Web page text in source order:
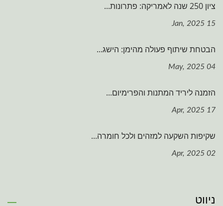
ציון 250 שנה לאמריקה: פתרונות...
15 Jan, 2025
הבטחת שיתוף פעולה מהימן: הישג...
04 May, 2025
הזמנה ליריד המתנות והפרימיום...
17 Apr, 2025
שקיפות השקעה למזהים ולכל חומרה...
02 Apr, 2025
ניווט